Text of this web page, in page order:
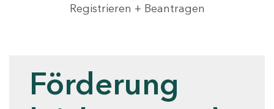
Registrieren + Beantragen
Förderung